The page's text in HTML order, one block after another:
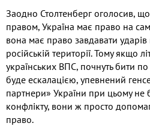
Заодно Столтенберг оголосив,
правом, Україна має право на
вона має право завдавати ударів
російській території. Тому якщо
українських ВПС, почнуть бити по
буде ескалацією, упевнений
партнери» України при цьому не
конфлікту, вони ж просто
право.